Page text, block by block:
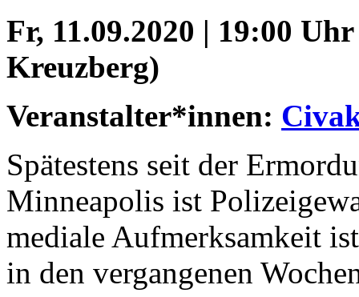
Fr, 11.09.2020 | 19:00
Kreuzberg)
Veranstalter*innen:
Spätestens seit der
Minneapolis ist
mediale Aufmerksamkeit
in den vergangenen